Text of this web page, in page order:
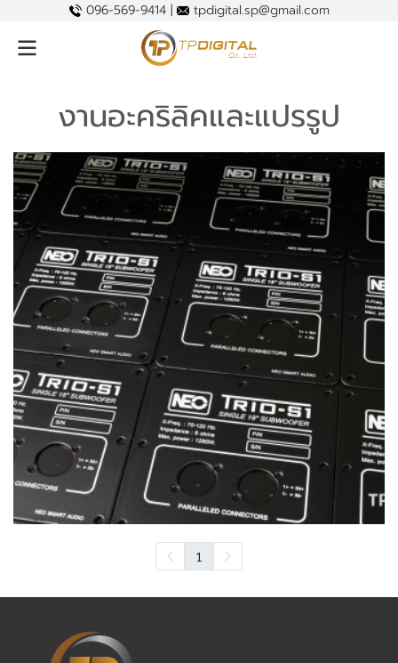
096-569-9414 | tpdigital.sp@gmail.com
งานอะคริลิคและแปรรูป
1